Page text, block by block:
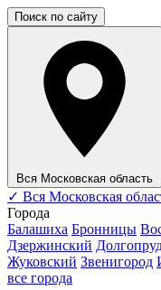
Поиск по сайту
Вся Московская область
✓ Вся Московская
Города
Балашиха Бронницы
Дзержинский
Жуковский Звенигород
все города